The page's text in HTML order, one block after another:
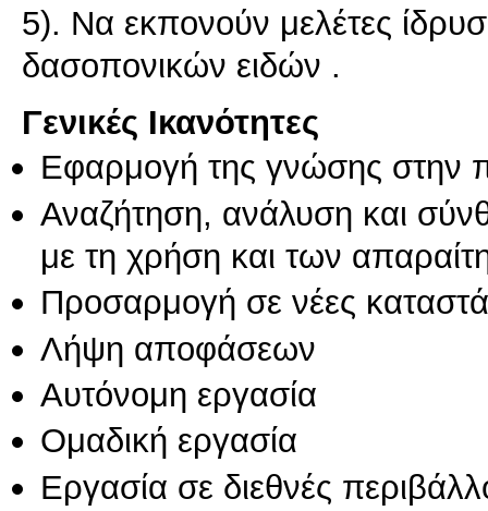
5). Να εκπονούν μελέτες
Γενικές Ικανότητες
Εφαρμογή της γνώσης στην
Αναζήτηση, ανάλυση και
με τη χρήση και των
Προσαρμογή σε νέες
Λήψη αποφάσεων
Αυτόνομη εργασία
Ομαδική εργασία
Εργασία σε διεθνές